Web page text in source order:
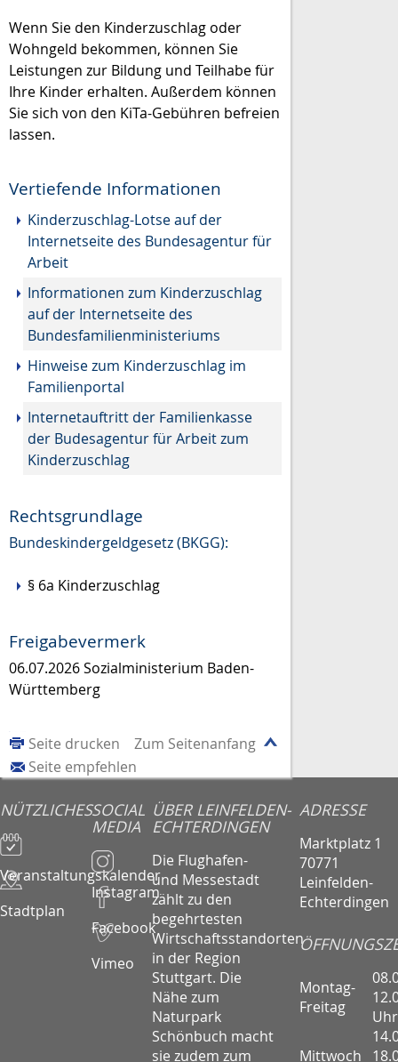
Wenn Sie den Kinderzuschlag oder
Wohngeld bekommen, können Sie
Leistungen zur Bildung und Teilhabe für
Ihre Kinder erhalten. Außerdem können
Sie sich von den KiTa-Gebühren befreien
lassen.
Vertiefende Informationen
Kinderzuschlag-Lotse auf der
Internetseite des Bundesagentur für
Arbeit
Informationen zum Kinderzuschlag
auf der Internetseite des
Bundesfamilienministeriums
Hinweise zum Kinderzuschlag im
Familienportal
Internetauftritt der Familienkasse
der Budesagentur für Arbeit zum
Kinderzuschlag
Rechtsgrundlage
Bundeskindergeldgesetz (BKGG):
§ 6a Kinderzuschlag
Freigabevermerk
06.07.2026 Sozialministerium Baden-
Württemberg
Zum Seitenanfang
Seite drucken
Seite empfehlen
NÜTZLICHES
Veranstaltungskalender
Stadtplan
SOCIAL
MEDIA
Instagram
Facebook
Vimeo
ÜBER LEINFELDEN-
ECHTERDINGEN
Die Flughafen-
und Messestadt
zählt zu den
begehrtesten
Wirtschaftsstandorten
in der Region
Stuttgart. Die
Nähe zum
Naturpark
Schönbuch macht
sie zudem zum
ADRESSE
Marktplatz 1
70771
Leinfelden-
Echterdingen
Montag-
Freitag
Uhr
Mittwoch